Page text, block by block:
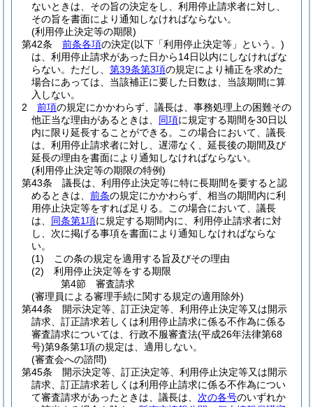
ないときは、その旨の決定をし、利用停止請求者に対し、
その旨を書面により通知しなければならない。
(利用停止決定等の期限)
第42条
前条各項の決定(以下「利用停止決定等」という。)
は、利用停止請求があった日から14日以内にしなければな
らない。 ただし、 第39条第3項の規定により補正を求めた
場合にあっては、当該補正に要した日数は、当該期間に算
入しない。
2
前項の規定にかかわらず、議長は、事務処理上の困難その
他正当な理由があるときは、 同項に規定する期間を30日以
内に限り延長することができる。
この場合において、議長
は、利用停止請求者に対し、遅滞なく、延長後の期間及び
延長の理由を書面により通知しなければならない。
(利用停止決定等の期限の特例)
第43条
議長は、利用停止決定等に特に長期間を要すると認
めるときは、 前条の規定にかかわらず、相当の期間内に利
用停止決定等をすれば足りる。
この場合において、議長
は、 同条第1項に規定する期間内に、利用停止請求者に対
し、次に掲げる事項を書面により通知しなければならな
い。
(1)
この条の規定を適用する旨及びその理由
(2)
利用停止決定等をする期限
第4節
審査請求
(審理員による審理手続に関する規定の適用除外)
第44条
開示決定等、訂正決定等、利用停止決定等又は開示
請求、訂正請求若しくは利用停止請求に係る不作為に係る
審査請求については、行政不服審査法(平成26年法律第68
号)第9条第1項の規定は、適用しない。
(審査会への諮問)
第45条
開示決定等、訂正決定等、利用停止決定等又は開示
請求、訂正請求若しくは利用停止請求に係る不作為につい
て審査請求があったときは、議長は、 次の各号のいずれか